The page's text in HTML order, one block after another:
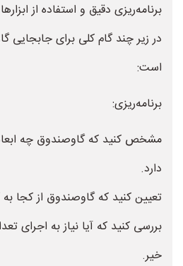
برنامه‌ریزی دقیق و استفاده از
در زیر چند گام کلی برای جابجایی
است:
برنامه‌ریزی:
مشخص کنید که گاوصندوق چه
دارد.
تعیین کنید که گاوصندوق از کجا
بررسی کنید که آیا نیاز به اجرای
خیر.